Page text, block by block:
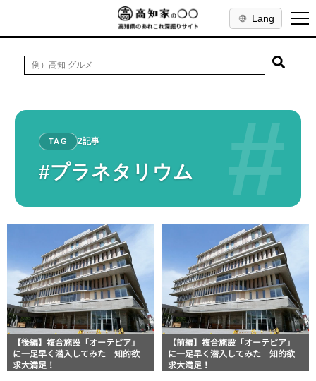
Lang
#
TAG 2記事
#プラネタリウム
【後編】複合施設「オーテピア」
に一足早く潜入してみた 知的欲
求大満足！
【前編】複合施設「オーテピア」
に一足早く潜入してみた 知的欲
求大満足！